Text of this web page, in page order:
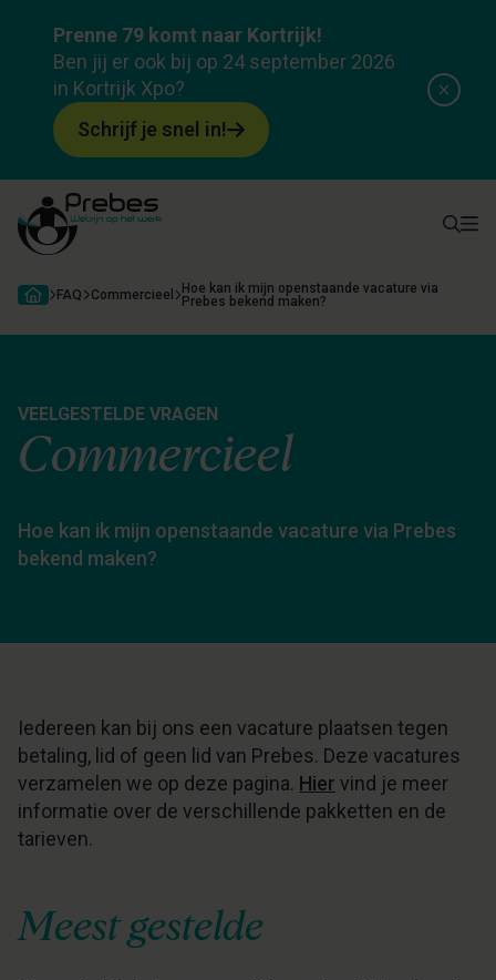
Prenne 79 komt naar Kortrijk!
Ben jij er ook bij op 24 september 2026
in Kortrijk Xpo?
Schrijf je snel in!
FAQ Commercieel
Hoe kan ik mijn openstaande vacature via
Prebes bekend maken?
VEELGESTELDE VRAGEN
Commercieel
Hoe kan ik mijn openstaande vacature via Prebes
bekend maken?
Iedereen kan bij ons een vacature plaatsen tegen
betaling, lid of geen lid van Prebes. Deze vacatures
verzamelen we op deze pagina. Hier vind je meer
informatie over de verschillende pakketten en de
tarieven.
Meest gestelde